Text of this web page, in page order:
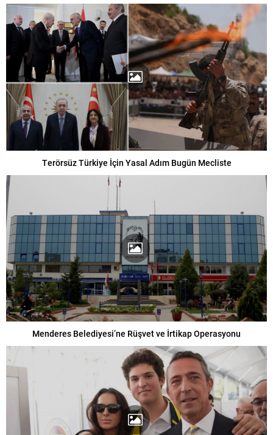
Terörsüz Türkiye İçin Yasal Adım Bugün Mecliste
Menderes Belediyesi’ne Rüşvet ve İrtikap Operasyonu